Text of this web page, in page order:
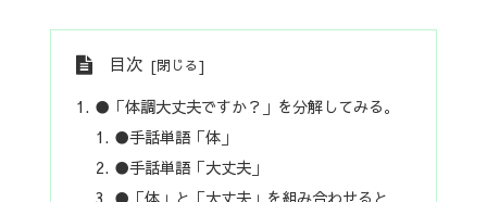
目次
●「体調大丈夫ですか？」を分解してみる。
●手話単語「体」
●手話単語「大丈夫」
●「体」と「大丈夫」を組み合わせると…